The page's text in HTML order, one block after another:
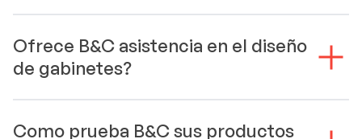
Ofrece B&C asistencia en el diseño
de gabinetes?
Como prueba B&C sus productos